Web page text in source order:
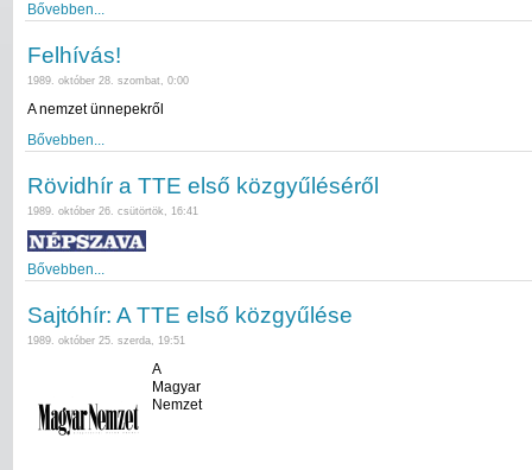
Bővebben...
Felhívás!
1989. október 28. szombat, 0:00
A nemzet ünnepekről
Bővebben...
Rövidhír a TTE első közgyűléséről
1989. október 26. csütörtök, 16:41
Bővebben...
Sajtóhír: A TTE első közgyűlése
1989. október 25. szerda, 19:51
A
Magyar
Nemzet